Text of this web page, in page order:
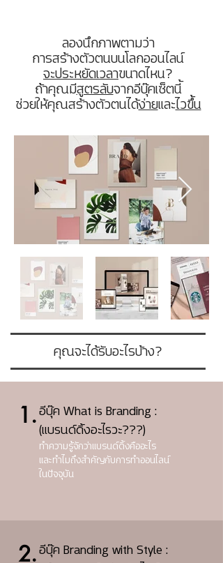
ลองนึกภาพตามว่า
การสร้างตัวตนบนโลกออนไลน์
จะประหยัดเวลาขนาดไหน?
ถ้าคุณมีสูตรลับจากอีบุ๊คเซ็ตนี้
ช่วยให้คุณสร้างตัวตนได้ง่ายและไวขึ้น
คุณจะได้รับอะไรบ้าง?
1.อีบุ๊ค What is Branding :
(แบรนด์ดิ้งอะไรวะ???)
ทำความรู้จักว่าแบรนด์ดิ้งคืออะไร
และทำไมถึงสำคัญกับการทำออนไลน์
ในปัจจุบัน
2.อีบุ๊ค Branding with Style :